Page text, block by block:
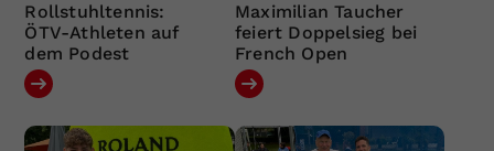
Rollstuhltennis:
ÖTV-Athleten auf
dem Podest
Maximilian Taucher
feiert Doppelsieg bei
French Open